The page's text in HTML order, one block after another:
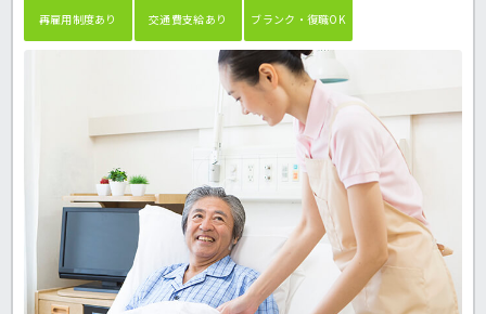
再雇用制度あり 交通費支給あり ブランク・復職OK